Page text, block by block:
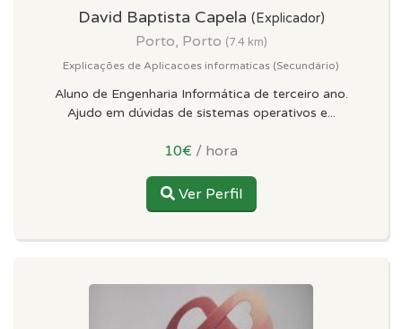
David Baptista Capela (Explicador)
Porto, Porto (7.4 km)
Explicações de Aplicacoes informaticas (Secundário)
Aluno de Engenharia Informática de terceiro ano.
Ajudo em dúvidas de sistemas operativos e...
10€ / hora
Ver Perfil